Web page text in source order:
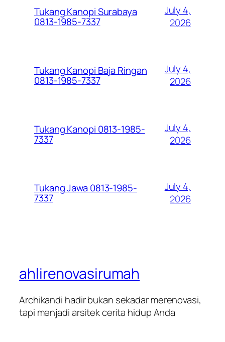
Tukang Kanopi Surabaya
0813-1985-7337
July 4,
2026
Tukang Kanopi Baja Ringan
0813-1985-7337
July 4,
2026
Tukang Kanopi 0813-1985-
7337
July 4,
2026
Tukang Jawa 0813-1985-
7337
July 4,
2026
ahlirenovasirumah
Archikandi hadir bukan sekadar merenovasi,
tapi menjadi arsitek cerita hidup Anda